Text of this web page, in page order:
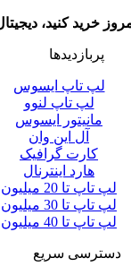
خرید کنید،
پربازدیدها
لپ تاپ ایسوس
لپ تاپ لنوو
مانیتور ایسوس
آل این وان
کارت گرافیک
هارد اینترنال
لپ تاپ تا 20 میلیون
لپ تاپ تا 30 میلیون
لپ تاپ تا 40 میلیون
دسترسی سریع